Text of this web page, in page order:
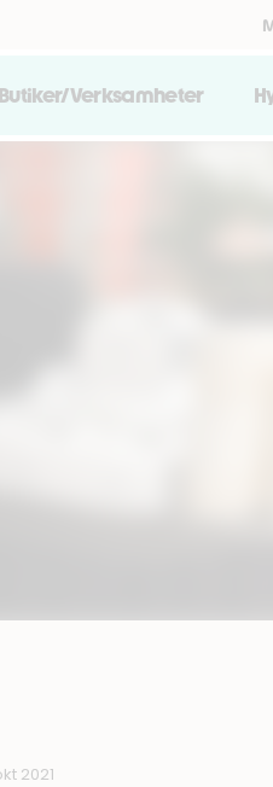
Butiker/Verksamheter
2021